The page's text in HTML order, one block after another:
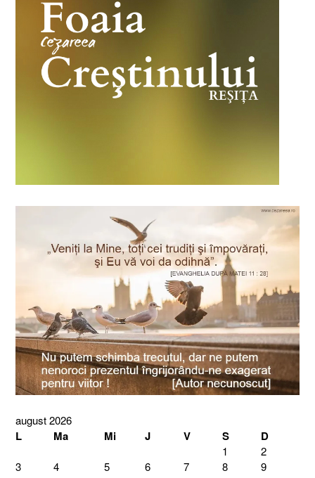
august 2026
L Ma Mi J V S D
1
2
3
4 5 6 7 8
9